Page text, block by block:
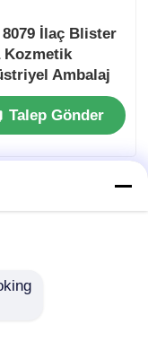
8079 İlaç Blister
Kozmetik
Ambalaj
için
Alüminyum
Delinmeye
Yüksek
Talep Gönder